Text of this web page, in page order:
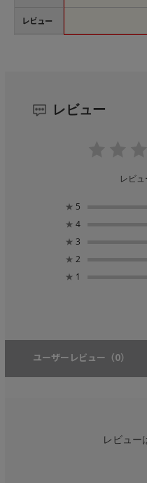
レビュー
レビュー
レビ
★ 5
★ 4
★ 3
★ 2
★ 1
ユーザーレビュー （0）
レビュー